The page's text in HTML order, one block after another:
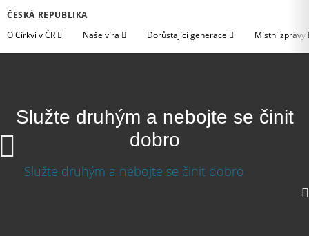
ČESKÁ REPUBLIKA
O Církvi v ČR
Naše víra Dorůstající generace Místní zprávy
Služte druhým a nebojte se činit
dobro